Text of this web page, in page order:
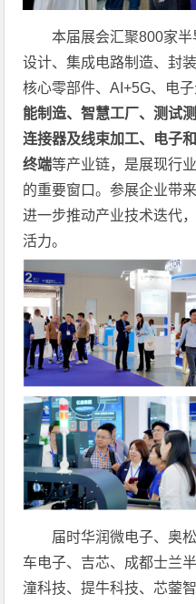
本届展会汇聚800家
设计、集成电路制造、封
核心零部件、AI+5G、电子
能制造、智慧工厂、测试
连接器及线束加工、电子
终端等产业链，是展现行
的重要窗口。参展企业带
进一步推动产业技术迭代
活力。
届时华润微电子、奥
车电子、吉芯、成都士兰
潼科技、提牛科技、芯蓥